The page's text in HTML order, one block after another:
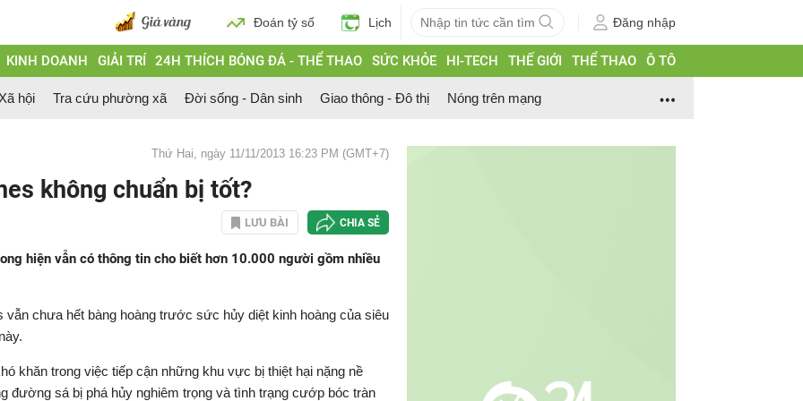
Đoán tỷ số Lịch Đăng nhập
KINH DOANH GIẢI TRÍ 24H THÍCH BÓNG ĐÁ - THỂ THAO SỨC KHỎE HI-TECH THẾ GIỚI THỂ THAO Ô TÔ
hội Tra cứu phường xã Đời sống - Dân sinh Giao thông - Đô thị Nóng trên mạng
Thứ Hai, ngày 11/11/2013 16:23 PM (GMT+7)
không chuẩn bị tốt?
LƯU BÀI CHIA SẺ
hiện vẫn có thông tin cho biết hơn 10.000 người gồm nhiều
vẫn chưa hết bàng hoàng trước sức hủy diệt kinh hoàng của siêu
khăn trong việc tiếp cận những khu vực bị thiệt hại nặng nề
đường sá bị phá hủy nghiêm trọng và tình trạng cướp bóc tràn